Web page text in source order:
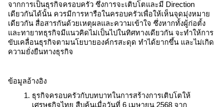
จากการเป็นธุรกิจครอบครัว ซึ่งการจะเติบโตและมี Direction
เดียวกันได้นั้น ควรมีการหารือในครอบครัวเพื่อให้เห็นจุดมุ่งหมาย
เดียวกัน สื่อสารกันด้วยเหตุผลและความเข้าใจ ซึ่งหากทั้งผู้ก่อตั้ง
และทายาทธุรกิจมีแนวคิดไม่เป็นไปในทิศทางเดียวกัน จะทำให้การ
ขับเคลื่อนธุรกิจตามนโยบายองค์กรสะดุด ทำได้ยากขึ้น และไม่เกิด
ความยั่งยืนทางธุรกิจ
ข้อมูลอ้างอิง
ธุรกิจครอบครัวกับบทบาทในการสร้างการเติบโตให้